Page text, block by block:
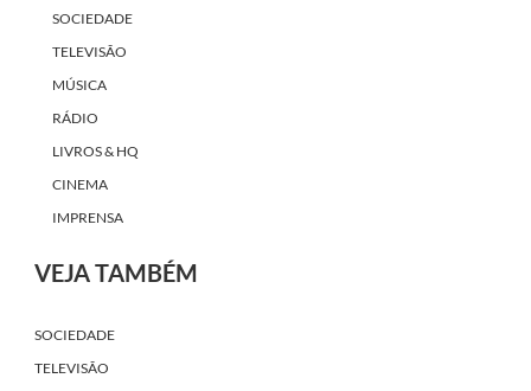
SOCIEDADE
TELEVISÃO
MÚSICA
RÁDIO
LIVROS & HQ
CINEMA
IMPRENSA
VEJA TAMBÉM
SOCIEDADE
TELEVISÃO